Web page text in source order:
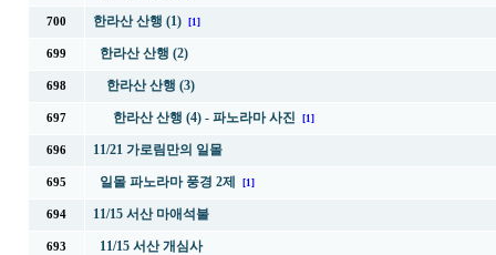
700 한라산 산행 (1) [1]
699 한라산 산행 (2)
698 한라산 산행 (3)
697 한라산 산행 (4) - 파노라마 사진 [1]
696 11/21 가로림만의 일몰
695 일몰 파노라마 풍경 2제 [1]
694 11/15 서산 마애석불
693 11/15 서산 개심사